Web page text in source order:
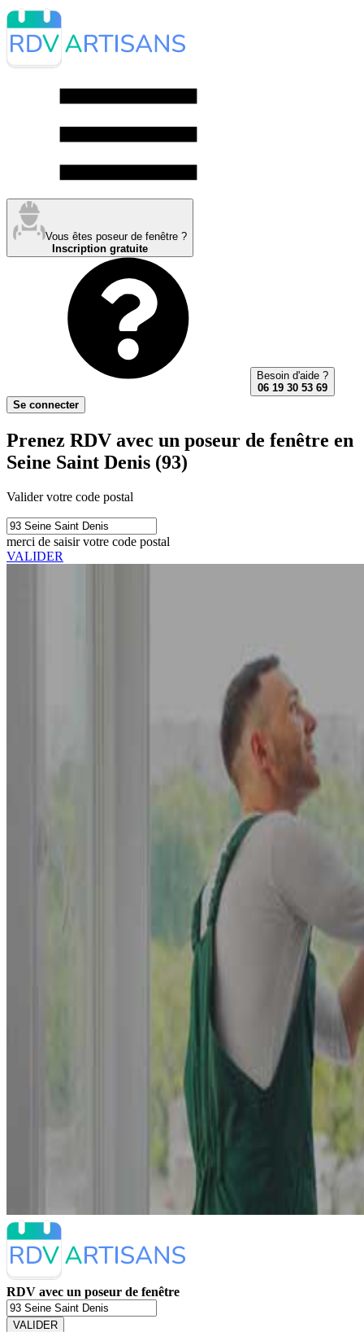
Vous êtes poseur de fenêtre ?
Inscription gratuite
Besoin d'aide ?
06 19 30 53 69
Se connecter
Prenez RDV avec un poseur de fenêtre en
Seine Saint Denis (93)
Valider votre code postal
merci de saisir votre code postal
VALIDER
RDV avec un poseur de fenêtre
VALIDER